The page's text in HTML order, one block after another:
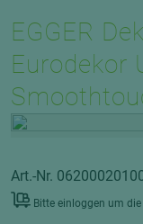
EGGER
Eurodekor
Art.-Nr.
Bitte einloggen um die